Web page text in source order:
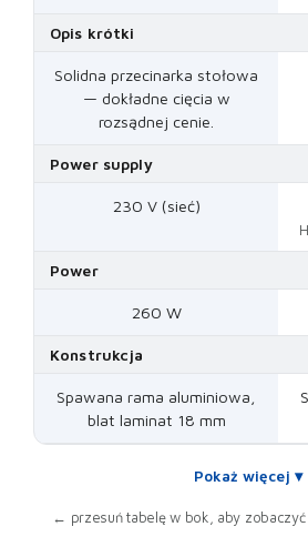
Opis krótki
Solidna przecinarka stołowa
— dokładne cięcia w
rozsądnej cenie.
Power supply
230 V (sieć)
Power
260 W
Konstrukcja
Spawana rama aluminiowa,
blat laminat 18 mm
Pokaż więcej ▾
← przesuń tabelę w bok, aby